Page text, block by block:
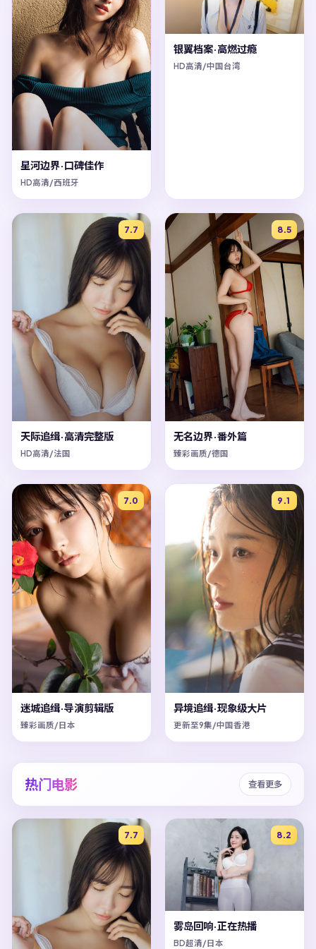
星河边界·口碑佳作
HD高清/西班牙
银翼档案·高燃过瘾
HD高清/中国台湾
7.7
天际追缉·高清完整版
HD高清/法国
8.5
无名边界·番外篇
臻彩画质/德国
7.0
迷城追缉·导演剪辑版
臻彩画质/日本
9.1
异境追缉·现象级大片
更新至9集/中国香港
热门电影 查看更多
7.7 8.2
雾岛回响·正在热播
BD超清/日本